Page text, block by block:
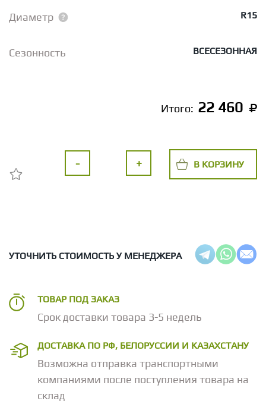
Диаметр R15
Сезонность ВСЕСЕЗОННАЯ
Итого: 22 460
- + В КОРЗИНУ
УТОЧНИТЬ СТОИМОСТЬ У МЕНЕДЖЕРА
ТОВАР ПОД ЗАКАЗ
Срок доставки товара 3-5 недель
ДОСТАВКА ПО РФ, БЕЛОРУССИИ И КАЗАХСТАНУ
Возможна отправка транспортными
компаниями после поступления товара на
склад